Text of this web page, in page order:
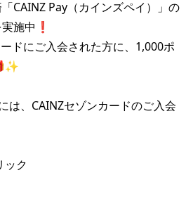
CAINZ Pay（カインズペイ）」の
施中❗
ドに​ご入会された​方に、​1,000ポ
は、​CAINZセゾンカードの​ご入会
ック